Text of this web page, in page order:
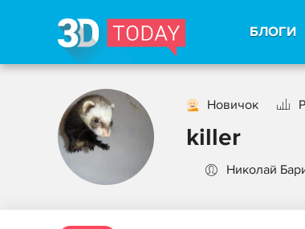
БЛОГИ
Новичок
killer
Николай